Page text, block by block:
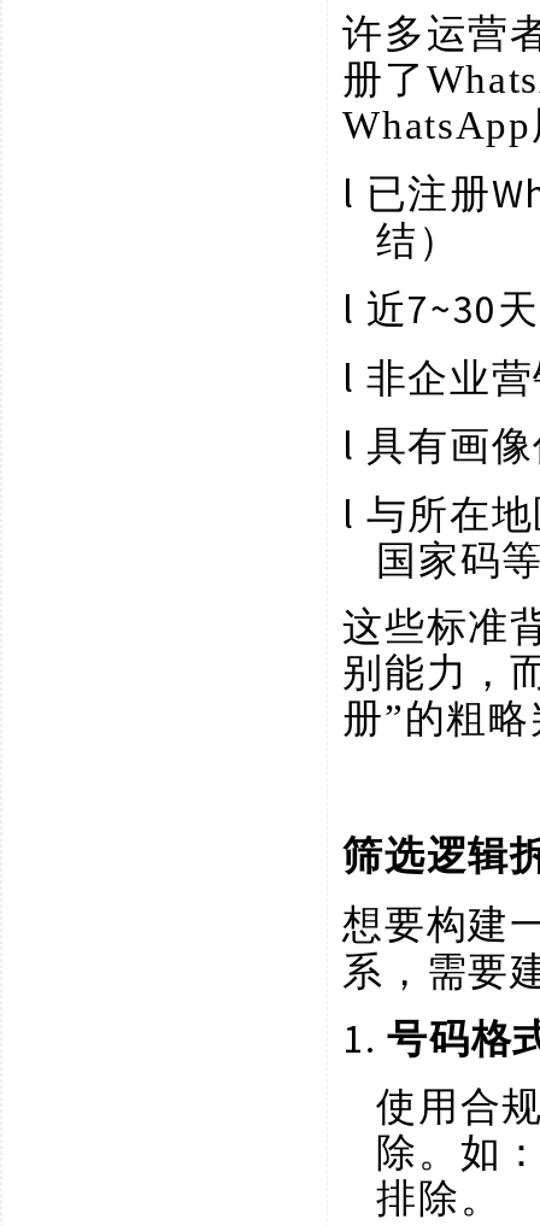
许多运营
册了
l 已注册
结）
l 近7~30
l 非企业
l 具有画
l 与所在
国家码
这些标准
别能力，
册”的粗
筛选逻辑
想要构建
系，需要
1.号码格
使用合
除。如
排除。